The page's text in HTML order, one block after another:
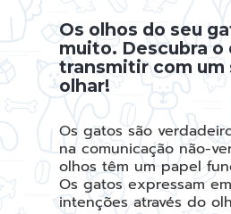
Os olhos do seu
muito. Descubra o
transmitir com um
olhar!
Os gatos são
na comunicação não-
olhos têm um papel
Os gatos expressam
intenções através do